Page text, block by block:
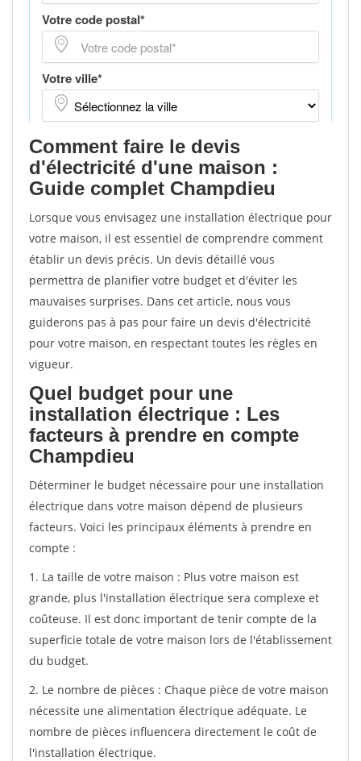
Comment faire le devis
d'électricité d'une maison :
Guide complet Champdieu
Lorsque vous envisagez une installation électrique pour
votre maison, il est essentiel de comprendre comment
établir un devis précis. Un devis détaillé vous
permettra de planifier votre budget et d'éviter les
mauvaises surprises. Dans cet article, nous vous
guiderons pas à pas pour faire un devis d'électricité
pour votre maison, en respectant toutes les règles en
vigueur.
Quel budget pour une
installation électrique : Les
facteurs à prendre en compte
Champdieu
Déterminer le budget nécessaire pour une installation
électrique dans votre maison dépend de plusieurs
facteurs. Voici les principaux éléments à prendre en
compte :
1. La taille de votre maison : Plus votre maison est
grande, plus l'installation électrique sera complexe et
coûteuse. Il est donc important de tenir compte de la
superficie totale de votre maison lors de l'établissement
du budget.
2. Le nombre de pièces : Chaque pièce de votre maison
nécessite une alimentation électrique adéquate. Le
nombre de pièces influencera directement le coût de
l'installation électrique.